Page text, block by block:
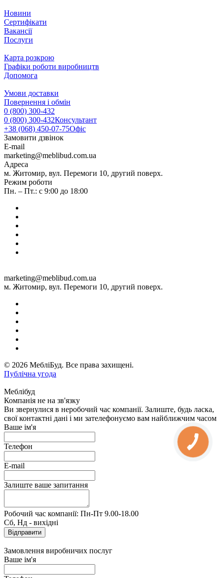
Новини
Сертифікати
Вакансії
Послуги
Карта розкрою
Графіки роботи виробництв
Допомога
Умови доставки
Повернення і обмін
0 (800) 300-432
0 (800) 300-432Консультант
+38 (068) 450-07-75Офіс
Замовити дзвінок
E-mail
marketing@meblibud.com.ua
Адреса
м. Житомир, вул. Перемоги 10, другий поверх.
Режим роботи
Пн. – Пт.: с 9:00 до 18:00
marketing@meblibud.com.ua
м. Житомир, вул. Перемоги 10, другий поверх.
© 2026 МебліБуд. Все права захищені.
Публічна угода
Меблібуд
Компанія не на зв'язку
Ви звернулися в неробочий час компанії. Залиште, будь ласка,
свої контактні дані і ми зателефонуємо вам найближчим часом
Ваше ім'я
Телефон
E-mail
Залиште ваше запитання
Робочий час компанії: Пн-Пт 9.00-18.00
Сб, Нд - вихідні
Замовлення виробничих послуг
Ваше ім'я